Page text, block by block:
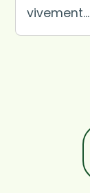
vivement...